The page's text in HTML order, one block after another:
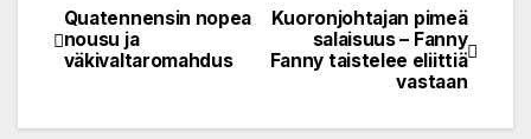
Post
navigation
Kuoronjohtajan pimeä
salaisuus – Fanny
Fanny taistelee eliittiä
vastaan
Quatennensin nopea
nousu ja
väkivaltaromahdus